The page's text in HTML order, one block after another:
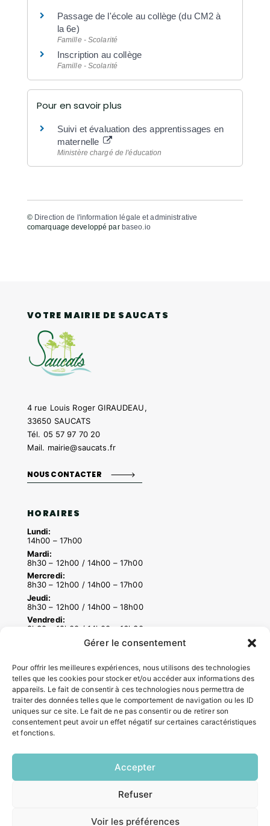
Gérer le consentement
Pour offrir les meilleures expériences, nous utilisons des technologies
telles que les cookies pour stocker et/ou accéder aux informations des
appareils. Le fait de consentir à ces technologies nous permettra de
traiter des données telles que le comportement de navigation ou les ID
uniques sur ce site. Le fait de ne pas consentir ou de retirer son
consentement peut avoir un effet négatif sur certaines caractéristiques
et fonctions.
Accepter
Refuser
Voir les préférences
Passage de l'école au collège (du CM2 à
la 6e)
Famille - Scolarité
Inscription au collège
Famille - Scolarité
Pour en savoir plus
Suivi et évaluation des apprentissages en
maternelle
Ministère chargé de l'éducation
© Direction de l'information légale et administrative
comarquage developpé par baseo.io
VOTRE MAIRIE DE SAUCATS
4 rue Louis Roger GIRAUDEAU,
33650 SAUCATS
Tél. 05 57 97 70 20
Mail. mairie@saucats.fr
NOUS CONTACTER
HORAIRES
Lundi:
14h00 – 17h00
Mardi:
8h30 – 12h00 / 14h00 – 17h00
Mercredi:
8h30 – 12h00 / 14h00 – 17h00
Jeudi:
8h30 – 12h00 / 14h00 – 18h00
Vendredi:
8h30 – 12h00 / 14h00 – 16h30
ACCÉS RAPIDES
Contacter la mairie
Pôle santé
Le Saucatais
Formalités administratives
Demander un composteur
INFORMATIONS LÉGALES